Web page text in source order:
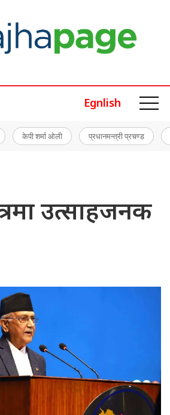
Egnlish
केपी शर्मा ओली प्रधानमन्त्री प्रचण्ड
उत्साहजनक